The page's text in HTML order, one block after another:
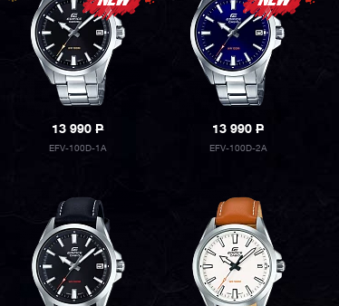
13 990P
EFV-100D-1A
13 990 P
EFV-100D-2A